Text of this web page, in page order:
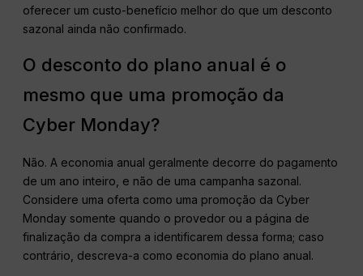
oferecer um custo-benefício melhor do que um desconto
sazonal ainda não confirmado.
O desconto do plano anual é o
mesmo que uma promoção da
Cyber Monday?
Não. A economia anual geralmente decorre do pagamento
de um ano inteiro, e não de uma campanha sazonal.
Considere uma oferta como uma promoção da Cyber
Monday somente quando o provedor ou a página de
finalização da compra a identificarem dessa forma; caso
contrário, descreva-a como economia do plano anual.